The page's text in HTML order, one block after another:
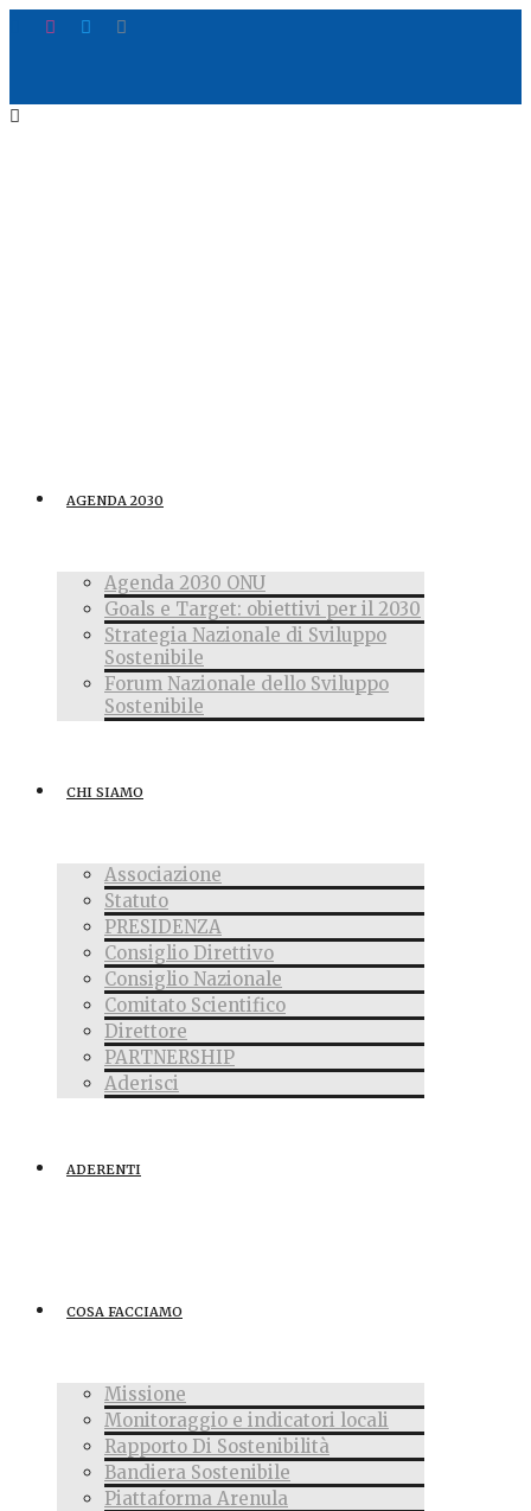
AGENDA 2030
Agenda 2030 ONU
Goals e Target: obiettivi per il 2030
Strategia Nazionale di Sviluppo
Sostenibile
Forum Nazionale dello Sviluppo
Sostenibile
CHI SIAMO
Associazione
Statuto
PRESIDENZA
Consiglio Direttivo
Consiglio Nazionale
Comitato Scientifico
Direttore
PARTNERSHIP
Aderisci
ADERENTI
COSA FACCIAMO
Missione
Monitoraggio e indicatori locali
Rapporto Di Sostenibilità
Bandiera Sostenibile
Piattaforma Arenula